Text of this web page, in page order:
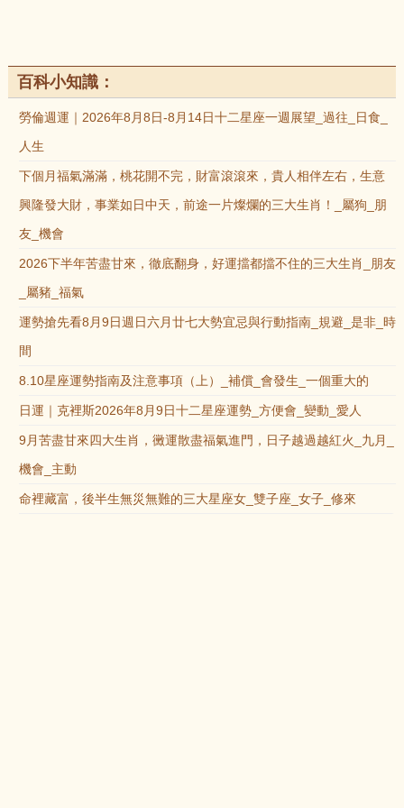
百科小知識：
勞倫週運｜2026年8月8日-8月14日十二星座一週展望_過往_日食_
人生
下個月福氣滿滿，桃花開不完，財富滾滾來，貴人相伴左右，生意
興隆發大財，事業如日中天，前途一片燦爛的三大生肖！_屬狗_朋
友_機會
2026下半年苦盡甘來，徹底翻身，好運擋都擋不住的三大生肖_朋友
_屬豬_福氣
運勢搶先看8月9日週日六月廿七大勢宜忌與行動指南_規避_是非_時
間
8.10星座運勢指南及注意事項（上）_補償_會發生_一個重大的
日運｜克裡斯2026年8月9日十二星座運勢_方便會_變動_愛人
9月苦盡甘來四大生肖，黴運散盡福氣進門，日子越過越紅火_九月_
機會_主動
命裡藏富，後半生無災無難的三大星座女_雙子座_女子_修來